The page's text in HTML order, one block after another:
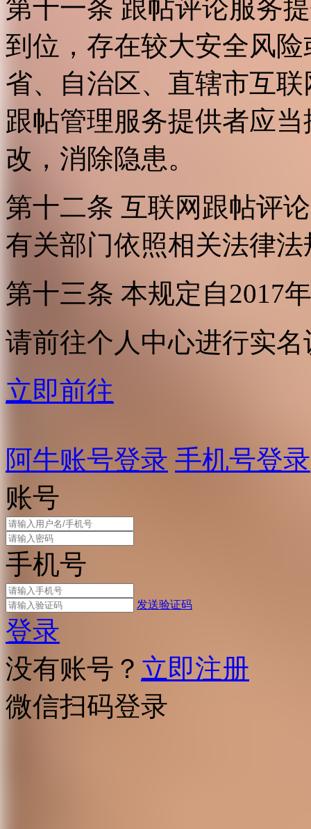
第十一条 跟帖评论服务
到位，存在较大安全风
省、自治区、直辖市互
跟帖管理服务提供者应
改，消除隐患。
第十二条 互联网跟帖评
有关部门依照相关法律
第十三条 本规定自2017
请前往个人中心进行实名
立即前往
阿牛账号登录 手机号登录
账号
手机号
发送验证码
登录
没有账号？ 立即注册
微信扫码登录